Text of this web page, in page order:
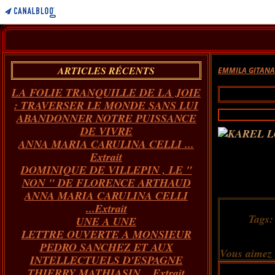
ARTICLES RÉCENTS
LA FOLIE TRANQUILLE DE LA JOIE
: TRAVERSER LE MONDE SANS LUI
ABANDONNER NOTRE PUISSANCE
DE VIVRE
ANNA MARIA CARULINA CELLI ...
Extrait
DOMINIQUE DE VILLEPIN , LE "
NON " DE FLORENCE ARTHAUD
ANNA MARIA CARULINA CELLI
...Extrait
UNE A UNE
LETTRE OUVERTE A MONSIEUR
PEDRO SANCHEZ ET AUX
INTELLECTUELS D'ESPAGNE
EMMILA GITANA
Tags:
Vous aimez